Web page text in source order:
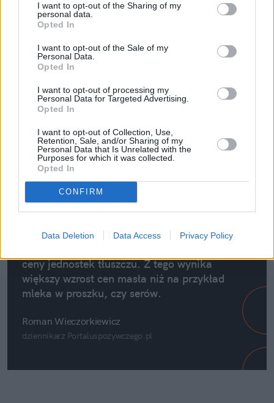
I want to opt-out of the Sharing of my
personal data.
Opted In
I want to opt-out of the Sale of my
Personal Data.
Opted In
I want to opt-out of processing my
Personal Data for Targeted Advertising.
Opted In
I want to opt-out of Collection, Use,
Retention, Sale, and/or Sharing of my
Personal Data that Is Unrelated with the
Purposes for which it was collected.
Opted In
CONFIRM
Data Deletion Data Access Privacy Policy
popyt np. na Dalekim Wschodzie – mówi nam
Wieczorkiewicz.
Roman Wieczorkiewicz
dziennikarz Portaluspozywczego.pl
Są to produkty, które można daleko
wysyłać, są jednorodne, bardzo dobre do
obrotu na rynku światowym. Niezależnie
od tego notuje się ceny jednostek tłuszczu
mlecznego. W standardowym maśle są 82
od ceny tych produktów, czyli masła,
ceny jednostek tłuszczu. Z tego wynika
większy wzrost cen masła niż na przykład
mleka w proszku, czy serów.